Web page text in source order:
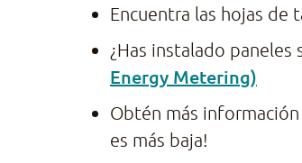
Encuentra las hojas de
¿Has instalado
Energy Metering)
Obtén más
es más baja!